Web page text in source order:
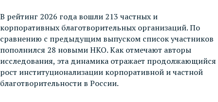
В рейтинг 2026 года вошли 213 частных и
корпоративных благотворительных организаций. По
сравнению с предыдущим выпуском список участников
пополнился 28 новыми НКО. Как отмечают авторы
исследования, эта динамика отражает продолжающийся
рост институционализации корпоративной и частной
благотворительности в России.